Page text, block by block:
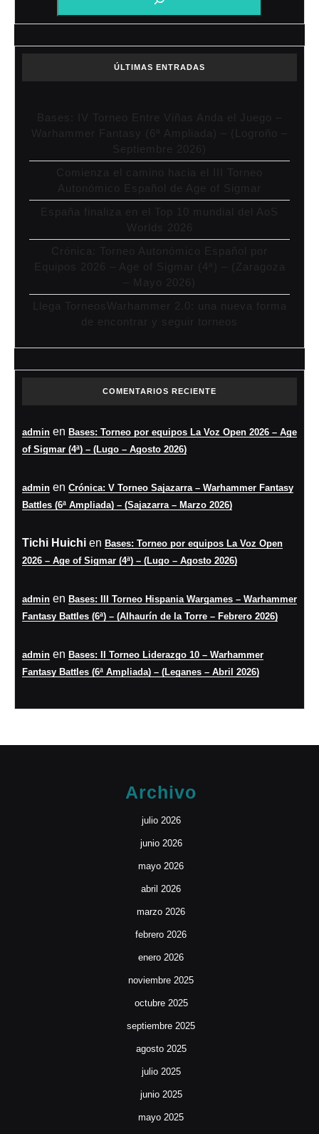
ÚLTIMAS ENTRADAS
Bases: IV Torneo Entre Viñas Anda el Juego –
Warhammer Fantasy (6ª Ampliada) – (Logroño –
Septiembre 2026)
Comienza el camino hacia el III Torneo
Autonómico Español de Age of Sigmar
España finaliza en el Top 10 mundial del AoS
Worlds 2026
Crónica: Torneo Autonómico Español por
Equipos 2026 – Age of Sigmar (4ª) – (Zaragoza
– Mayo 2026)
Llega TorneosWarhammer 2.0: una nueva forma
de encontrar y seguir torneos
COMENTARIOS RECIENTE
admin en Bases: Torneo por equipos La Voz Open 2026 – Age
of Sigmar (4ª) – (Lugo – Agosto 2026)
admin en Crónica: V Torneo Sajazarra – Warhammer Fantasy
Battles (6ª Ampliada) – (Sajazarra – Marzo 2026)
Tichi Huichi en Bases: Torneo por equipos La Voz Open
2026 – Age of Sigmar (4ª) – (Lugo – Agosto 2026)
admin en Bases: III Torneo Hispania Wargames – Warhammer
Fantasy Battles (6ª) – (Alhaurín de la Torre – Febrero 2026)
admin en Bases: II Torneo Liderazgo 10 – Warhammer
Fantasy Battles (6ª Ampliada) – (Leganes – Abril 2026)
Archivo
julio 2026
junio 2026
mayo 2026
abril 2026
marzo 2026
febrero 2026
enero 2026
noviembre 2025
octubre 2025
septiembre 2025
agosto 2025
julio 2025
junio 2025
mayo 2025